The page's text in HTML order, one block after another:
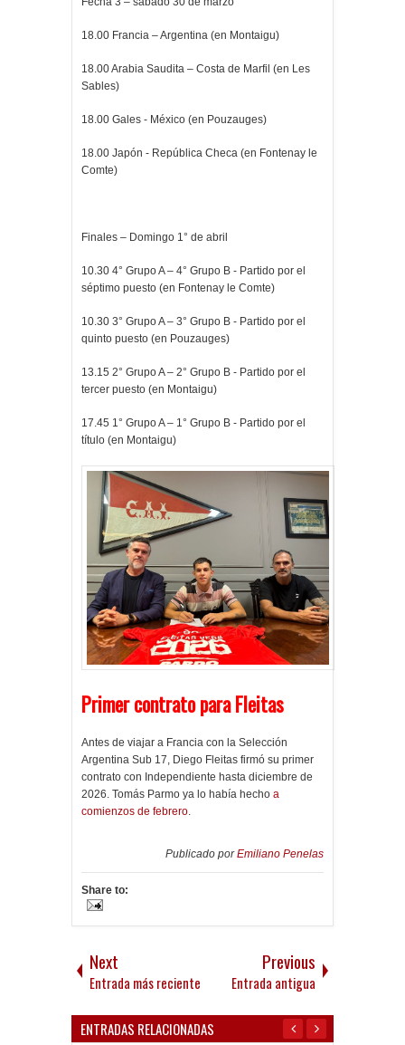
18.00 Francia – Argentina (en Montaigu)
18.00 Arabia Saudita – Costa de Marfil (en Les
Sables)
18.00 Gales - México (en Pouzauges)
18.00 Japón - República Checa (en Fontenay le
Comte)
Finales – Domingo 1° de abril
10.30 4° Grupo A – 4° Grupo B - Partido por el
séptimo puesto (en Fontenay le Comte)
10.30 3° Grupo A – 3° Grupo B - Partido por el
quinto puesto (en Pouzauges)
13.15 2° Grupo A – 2° Grupo B - Partido por el
tercer puesto (en Montaigu)
17.45 1° Grupo A – 1° Grupo B - Partido por el
título (en Montaigu)
Primer contrato para Fleitas
Antes de viajar a Francia con la Selección
Argentina Sub 17, Diego Fleitas firmó su primer
contrato con Independiente hasta diciembre de
2026. Tomás Parmo ya lo había hecho a
comienzos de febrero
Publicado porEmiliano Penelas
Share to:
Next
Entrada más reciente
Previous
Entrada antigua
ENTRADAS RELACIONADAS